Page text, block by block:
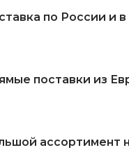
по России и
поставки из
ассортимент